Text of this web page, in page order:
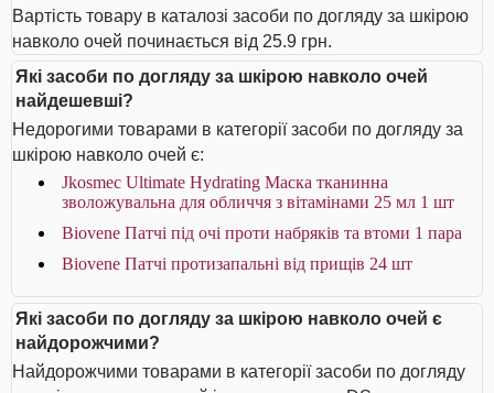
Вартість товару в каталозі засоби по догляду за шкірою
навколо очей починається від 25.9 грн.
Які засоби по догляду за шкірою навколо очей
найдешевші?
Недорогими товарами в категорії засоби по догляду за
шкірою навколо очей є:
Jkosmec Ultimate Hydrating Маска тканинна
зволожувальна для обличчя з вітамінами 25 мл 1 шт
Biovene Патчі під очі проти набряків та втоми 1 пара
Biovene Патчі протизапальні від прищів 24 шт
Які засоби по догляду за шкірою навколо очей є
найдорожчими?
Найдорожчими товарами в категорії засоби по догляду